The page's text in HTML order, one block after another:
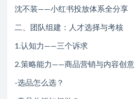
沈不装——小红书投放体系全分享
二、团队组建：人才选择与考核
1.认知力——三个诉求
2.策略能力——商品营销与内容创意
-选品怎么选？